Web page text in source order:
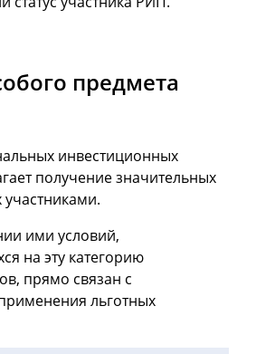
предмета
инвестиционных
получение значительных
участниками.
ими условий,
на эту категорию
прямо связан с
льготных